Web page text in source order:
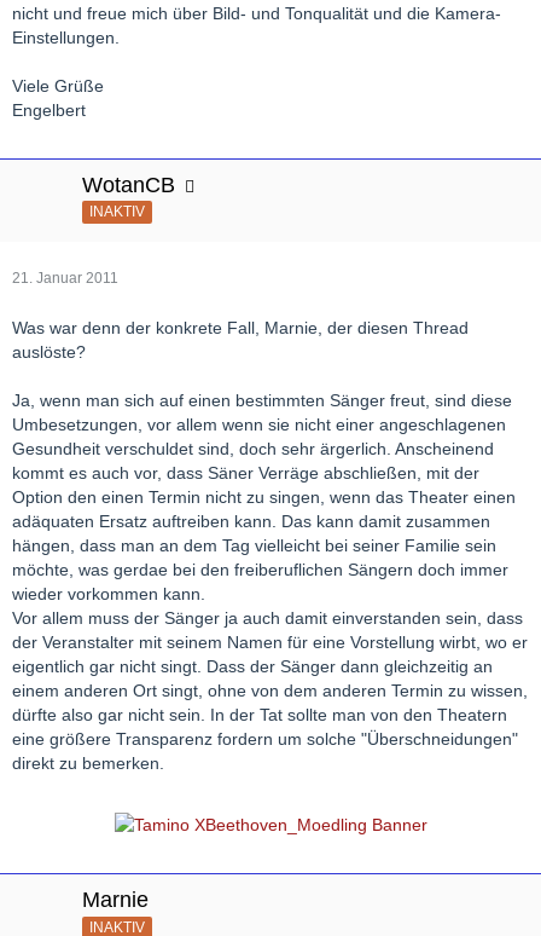
nicht und freue mich über Bild- und Tonqualität und die Kamera-
Einstellungen.
Viele Grüße
Engelbert
WotanCB
INAKTIV
21. Januar 2011
Was war denn der konkrete Fall, Marnie, der diesen Thread
auslöste?
Ja, wenn man sich auf einen bestimmten Sänger freut, sind diese
Umbesetzungen, vor allem wenn sie nicht einer angeschlagenen
Gesundheit verschuldet sind, doch sehr ärgerlich. Anscheinend
kommt es auch vor, dass Säner Verräge abschließen, mit der
Option den einen Termin nicht zu singen, wenn das Theater einen
adäquaten Ersatz auftreiben kann. Das kann damit zusammen
hängen, dass man an dem Tag vielleicht bei seiner Familie sein
möchte, was gerdae bei den freiberuflichen Sängern doch immer
wieder vorkommen kann.
Vor allem muss der Sänger ja auch damit einverstanden sein, dass
der Veranstalter mit seinem Namen für eine Vorstellung wirbt, wo er
eigentlich gar nicht singt. Dass der Sänger dann gleichzeitig an
einem anderen Ort singt, ohne von dem anderen Termin zu wissen,
dürfte also gar nicht sein. In der Tat sollte man von den Theatern
eine größere Transparenz fordern um solche "Überschneidungen"
direkt zu bemerken.
Marnie
INAKTIV